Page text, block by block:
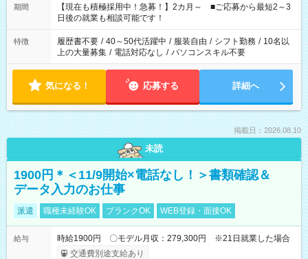
たくない」 など、ご希望を教えてくださいね。 ※Wワーク希望
の方へ 今ご覧のお仕事で希望する勤務時間と、もう1つのお仕事
の勤務時間。 合計で週40時間を超える場合は応募できません。
期間
【現在も積極採用中！急募！】2カ月～ ■ご応募から最短2～3
日後の就業も相談可能です！
特徴 履歴書不要 / 40～50代活躍中 / 服装自由 / シフト勤務 / 10名以
上の大量募集 / 電話対応なし / パソコンスキル不要
気になる！ 応募する 詳細へ
掲載日：2026.08.10
未読
1900円＊＜11/9開始×電話なし！＞書類確認＆
データ入力のお仕事
派遣 職種未経験OK ブランクOK WEB登録・面接OK
給与
時給1900円 〇モデル月収：279,300円 ※21日就業した場合
交通費別途支給あり